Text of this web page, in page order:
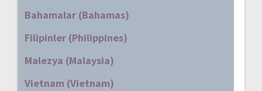
Bahamalar (Bahamas)
Filipinler (Philippines)
Malezya (Malaysia)
Vietnam (Vietnam)